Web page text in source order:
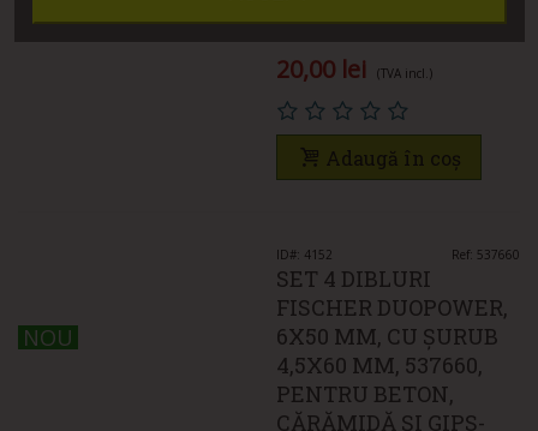
CARTON
20,00 lei (TVA incl.)
Adaugă în coș
NOU
NOU
ID#: 4152 Ref: 537660
SET 4 DIBLURI
FISCHER DUOPOWER,
6X50 MM, CU ȘURUB
4,5X60 MM, 537660,
PENTRU BETON,
CĂRĂMIDĂ ȘI GIPS-